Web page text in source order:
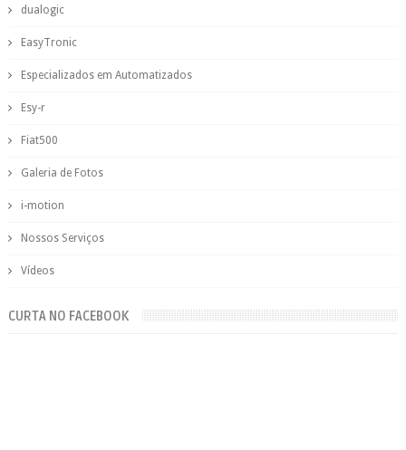
dualogic
EasyTronic
Especializados em Automatizados
Esy-r
Fiat500
Galeria de Fotos
i-motion
Nossos Serviços
Vídeos
CURTA NO FACEBOOK